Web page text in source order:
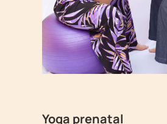
Yoga prenatal